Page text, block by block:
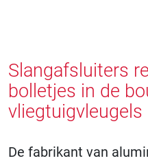
Slangafsluiters
bolletjes in de
vliegtuigvleugels
De fabrikant van